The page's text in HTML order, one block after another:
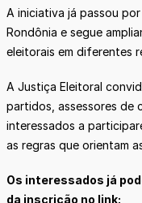
A iniciativa já passou
Rondônia e segue
eleitorais em diferentes
A Justiça Eleitoral
partidos, assessores de
interessados a
as regras que orientam
Os interessados já
da inscrição no link: